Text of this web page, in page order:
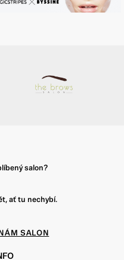
salon?
ať tu nechybí.
SALON